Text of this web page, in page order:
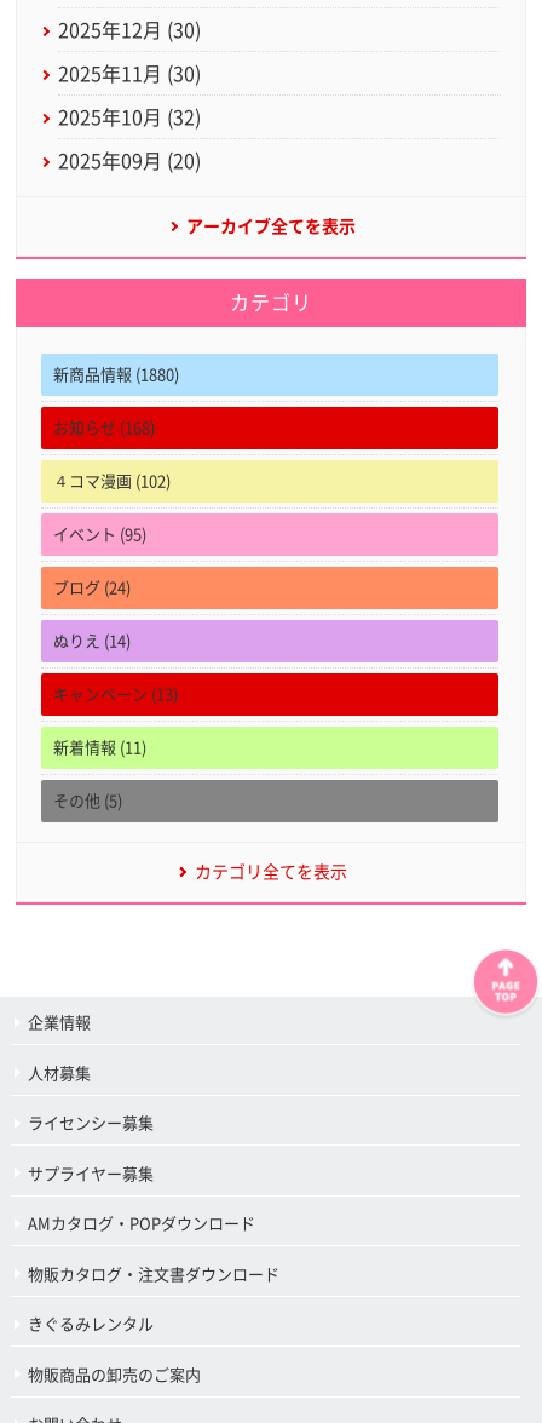
2025年12月 (30)
2025年11月 (30)
2025年10月 (32)
2025年09月 (20)
アーカイブ全てを表示
カテゴリ
新商品情報 (1880)
お知らせ (168)
４コマ漫画 (102)
イベント (95)
ブログ (24)
ぬりえ (14)
キャンペーン (13)
新着情報 (11)
その他 (5)
カテゴリ全てを表示
企業情報
人材募集
ライセンシー募集
サプライヤー募集
AMカタログ・POPダウンロード
物販カタログ・注文書ダウンロード
きぐるみレンタル
物販商品の卸売のご案内